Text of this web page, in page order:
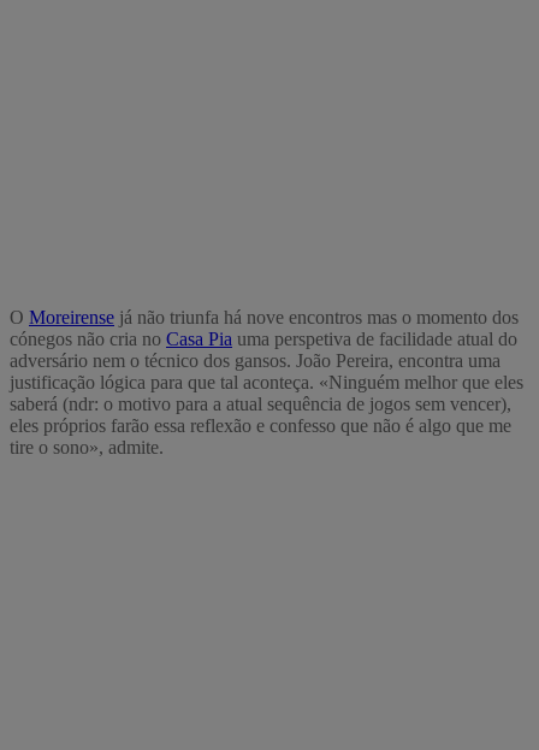
O Moreirense já não triunfa há nove encontros mas o momento dos
cónegos não cria no Casa Pia uma perspetiva de facilidade atual do
adversário nem o técnico dos gansos. João Pereira, encontra uma
justificação lógica para que tal aconteça. «Ninguém melhor que eles
saberá (ndr: o motivo para a atual sequência de jogos sem vencer),
eles próprios farão essa reflexão e confesso que não é algo que me
tire o sono», admite.